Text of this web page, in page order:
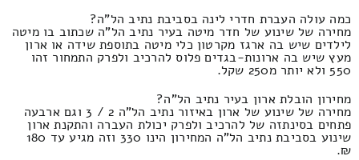
כמה עולה העברת חדרי לינה בסביבת נתיב הל"ה?
מחירה של שינוע של חדר מיטה בעיר נתיב הל"ה שכתוב בו מיטה
לילדים שיש בה ארגז מקרטון כלי מיטה בתוספת שידה או ארון
מעץ שיש בה ארונות-בגדים פלוס להרכיב ולפרק התמחור זהו
550 ולא יותר מ250 שקל.
מחירון הובלת ארון בעיר נתיב הל"ה?
מחירה של שינוע של ארון באיזור נתיב הל"ה 2 / 3 וגם ארבעה
פתחים בסינתזה של להרכיב ולפרק יכולת העברה והתקנת ארון
שינוע בסביבת נתיב הל"ה המחירון הינו 330 וזה מגיע עד 180
₪.